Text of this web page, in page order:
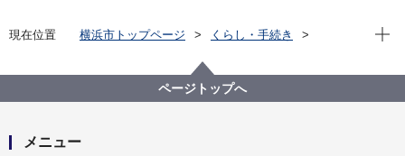
現在位置 横浜市トップページ
くらし・手続き
ごみと資源の分け方・出し方
ごみと資源の収集曜日
中区の収集曜日
中区の収集曜日 ほ
現在
ページトップへ
メニュー